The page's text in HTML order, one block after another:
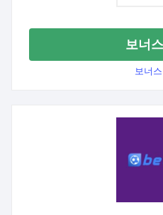
보너
보너